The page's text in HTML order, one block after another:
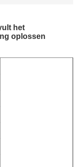
het
oplossen